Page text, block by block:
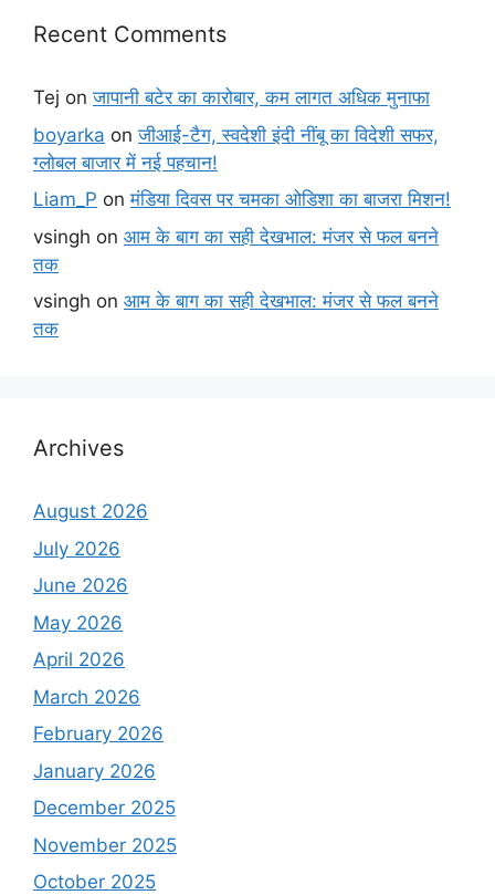
Recent Comments
Tej onजापानी बटेर का कारोबार, कम लागत अधिक मुनाफा
boyarka onजीआई-टैग, स्वदेशी इंदी नींबू का विदेशी सफर,
ग्लोबल बाजार में नई पहचान!
Liam_P onमंडिया दिवस पर चमका ओडिशा का बाजरा मिशन!
vsingh on आम के बाग का सही देखभाल: मंजर से फल बनने
तक
vsingh on आम के बाग का सही देखभाल: मंजर से फल बनने
तक
Archives
August 2026
July 2026
June 2026
May 2026
April 2026
March 2026
February 2026
January 2026
December 2025
November 2025
October 2025